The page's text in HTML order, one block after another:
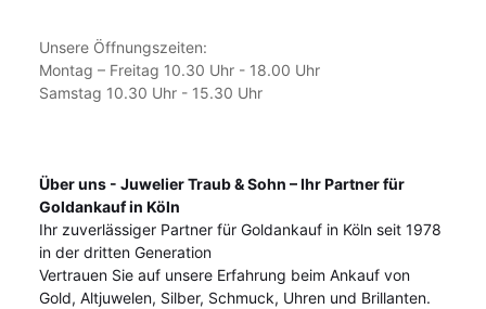
Unsere Öffnungszeiten:
Montag – Freitag 10.30 Uhr - 18.00 Uhr
Samstag 10.30 Uhr - 15.30 Uhr
Über uns - Juwelier Traub & Sohn – Ihr Partner für
Goldankauf in Köln
Ihr zuverlässiger Partner für Goldankauf in Köln seit 1978
in der dritten Generation
Vertrauen Sie auf unsere Erfahrung beim Ankauf von
Gold, Altjuwelen, Silber, Schmuck, Uhren und Brillanten.